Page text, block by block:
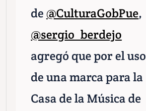
de @CulturaGobPue,
@sergio_berdejo
agregó que por el uso
de una marca para la
Casa de la Música de